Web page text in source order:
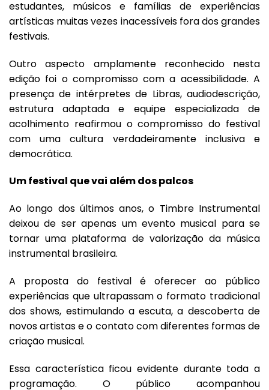
estudantes, músicos e famílias de experiências
artísticas muitas vezes inacessíveis fora dos grandes
festivais.
Outro aspecto amplamente reconhecido nesta
edição foi o compromisso com a acessibilidade. A
presença de intérpretes de Libras, audiodescrição,
estrutura adaptada e equipe especializada de
acolhimento reafirmou o compromisso do festival
com uma cultura verdadeiramente inclusiva e
democrática.
Um festival que vai além dos palcos
Ao longo dos últimos anos, o Timbre Instrumental
deixou de ser apenas um evento musical para se
tornar uma plataforma de valorização da música
instrumental brasileira.
A proposta do festival é oferecer ao público
experiências que ultrapassam o formato tradicional
dos shows, estimulando a escuta, a descoberta de
novos artistas e o contato com diferentes formas de
criação musical.
Essa característica ficou evidente durante toda a
programação. O público acompanhou